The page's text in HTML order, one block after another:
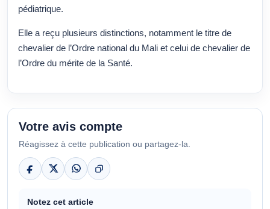
pédiatrique.
Elle a reçu plusieurs distinctions, notamment le titre de
chevalier de l’Ordre national du Mali et celui de chevalier de
l’Ordre du mérite de la Santé.
Votre avis compte
Réagissez à cette publication ou partagez-la.
Notez cet article